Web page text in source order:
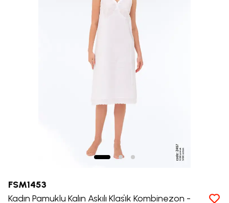
FSM1453
Kadın Pamuklu Kalın Askılı Klasi̇k Kombinezon -